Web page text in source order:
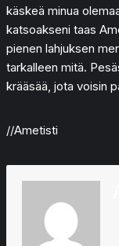
käskeä minua
katsoakseni taas
pienen lahjuksen
tarkalleen mitä.
krääsää, jota voisin
//Ametisti